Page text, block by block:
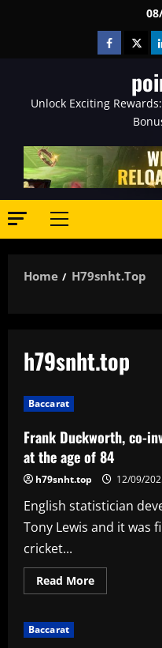
Facebook
Unlock Exciting
Primary
Home H79snht.top
h79snht.top
Baccarat
Frank Duckworth, co-
at the age of 84
h79snht.top 12/09/
English statistician
Tony Lewis and it was
cricket...
Read MoreRead
more
Baccarat